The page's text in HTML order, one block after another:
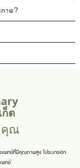
ภาพ?
ต
คุณ
รแพทย์ที่มีคุณภาพสูง โปรดกรอก
พทย์